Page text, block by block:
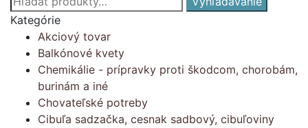
Kategórie
Akciový tovar
Balkónové kvety
Chemikálie - prípravky proti škodcom, chorobám,
burinám a iné
Chovateľské potreby
Cibuľa sadzačka, cesnak sadbový, cibuľoviny